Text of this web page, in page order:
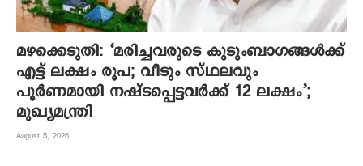
മഴക്കെടുതി: ‘മരിച്ചവരുടെ കുടുംബാഗങ്ങൾക്ക്
എട്ട് ലക്ഷം രൂപ; വീടും സ്ഥലവും
പൂർണമായി നഷ്ടപ്പെട്ടവർക്ക് 12 ലക്ഷം’;
മുഖ്യമന്ത്രി
August 5, 2026